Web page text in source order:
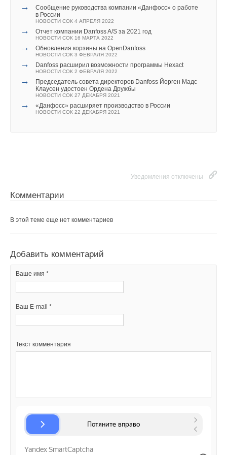
→
Сообщение руководства компании «Данфосс» о работе
в России
НОВОСТИ СОК 4 АПРЕЛЯ 2022
→ Отчет компании Danfoss A/S за 2021 год
НОВОСТИ СОК 16 МАРТА 2022
→ Обновления корзины на OpenDanfoss
НОВОСТИ СОК 3 ФЕВРАЛЯ 2022
→ Danfoss расширил возможности программы Hexact
НОВОСТИ СОК 2 ФЕВРАЛЯ 2022
→
Председатель совета директоров Danfoss Йорген Мадс
Клаусен удостоен Ордена Дружбы
НОВОСТИ СОК 27 ДЕКАБРЯ 2021
→ «Данфосс» расширяет производство в России
НОВОСТИ СОК 22 ДЕКАБРЯ 2021
Уведомления отключены
Комментарии
В этой теме еще нет комментариев
Добавить комментарий
Ваше имя *
Ваш E-mail *
Текст комментария
→
Bosch инвестировал в переработку li-ion аккумуляторов
«следующего поколения»
НОВОСТИ СОК 21 МАЯ 2024
→
Путин передал структуре «Газпрома» управление
«дочками» Ariston и BSH
Bоsch и Buderus представили каталоги продукции и
решений на 2023 год
НОВОСТИ СОК 17 ЯНВАРЯ 2023
Новинка от Bosch - флагманская серия Climate Line
6000i
НОВОСТИ СОК 26 ОКТЯБРЯ 2022
Новый напольный конденсационный котел Buderus
Logano Plus KB472
НОВОСТИ СОК 6 СЕНТЯБРЯ 2022
Комментарии
Добавить комментарий
Комментарии
В этой теме еще нет комментариев
Текст комментария